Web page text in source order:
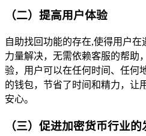
（二）提高用户体验
自助找回功能的存在,使得用户
力量解决，无需依赖客服的帮助
验，用户可以在任何时间、任何
的钱包，节省了时间和精力，让
安心。
（三）促进加密货币行业的